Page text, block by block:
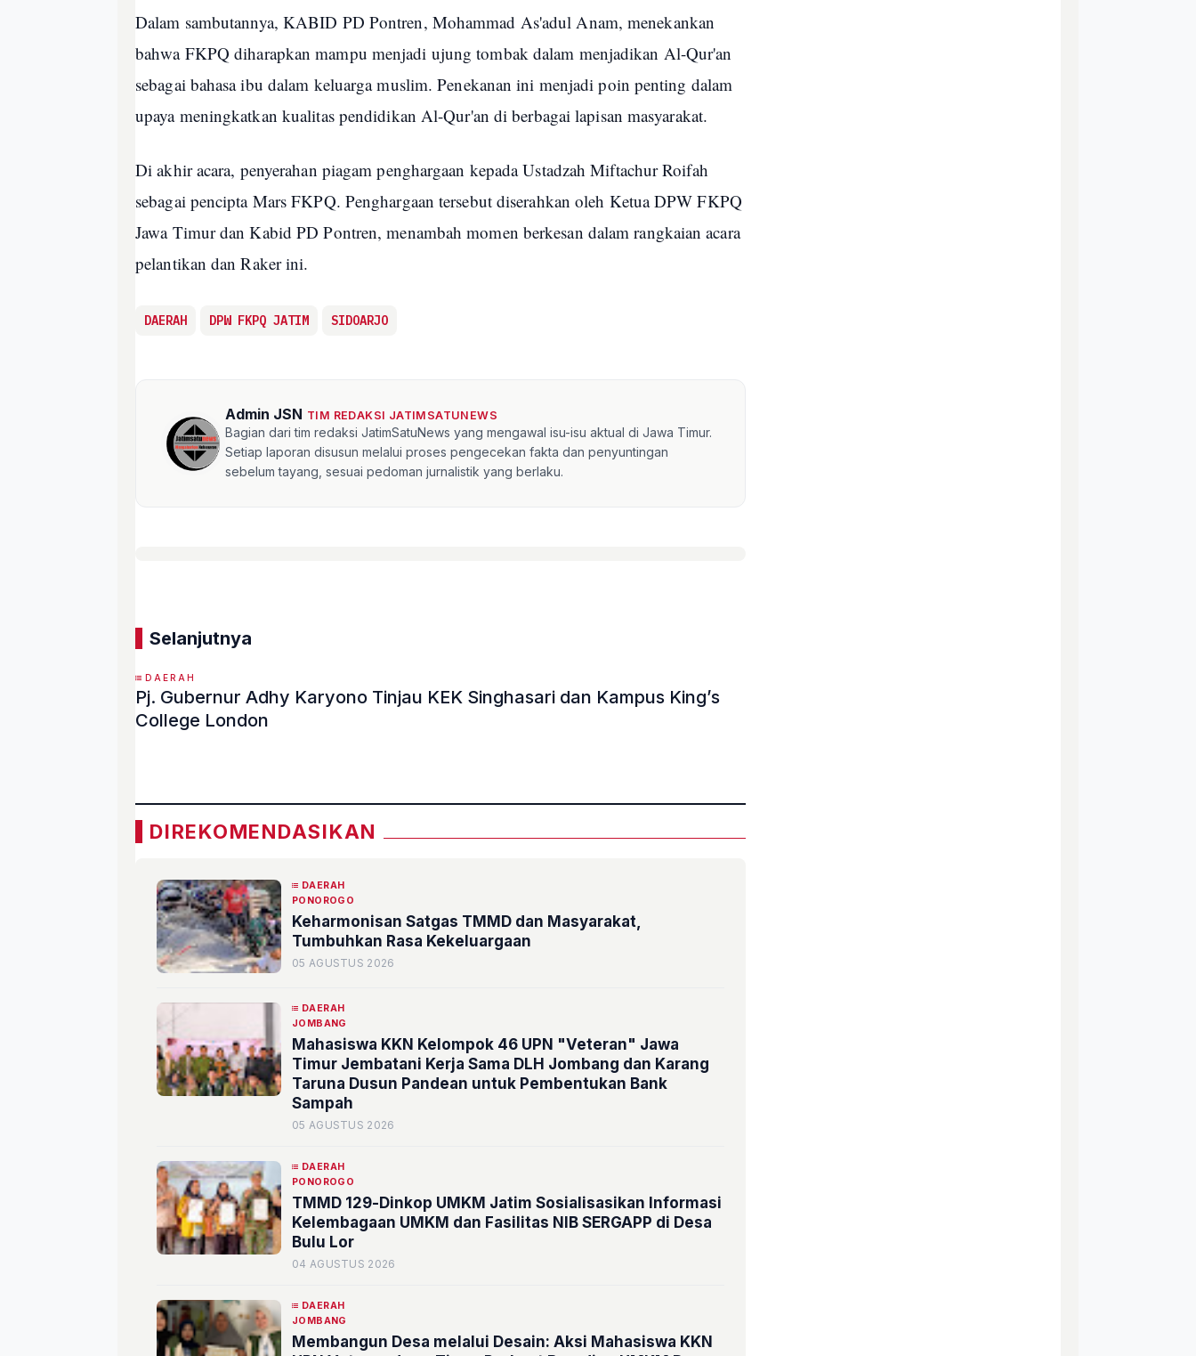
Dalam sambutannya, KABID PD Pontren, Mohammad As'adul Anam, menekankan
bahwa FKPQ diharapkan mampu menjadi ujung tombak dalam menjadikan Al-Qur'an
sebagai bahasa ibu dalam keluarga muslim. Penekanan ini menjadi poin penting dalam
upaya meningkatkan kualitas pendidikan Al-Qur'an di berbagai lapisan masyarakat.
Di akhir acara, penyerahan piagam penghargaan kepada Ustadzah Miftachur Roifah
sebagai pencipta Mars FKPQ. Penghargaan tersebut diserahkan oleh Ketua DPW FKPQ
Jawa Timur dan Kabid PD Pontren, menambah momen berkesan dalam rangkaian acara
pelantikan dan Raker ini.
DAERAH DPW FKPQ JATIM SIDOARJO
Admin JSN TIM REDAKSI JATIMSATUNEWS
Bagian dari tim redaksi JatimSatuNews yang mengawal isu-isu aktual di Jawa Timur.
Setiap laporan disusun melalui proses pengecekan fakta dan penyuntingan
sebelum tayang, sesuai pedoman jurnalistik yang berlaku.
Selanjutnya
DAERAH
Pj. Gubernur Adhy Karyono Tinjau KEK Singhasari dan Kampus King’s
College London
DIREKOMENDASIKAN
DAERAH
PONOROGO
Keharmonisan Satgas TMMD dan Masyarakat,
Tumbuhkan Rasa Kekeluargaan
05 AGUSTUS 2026
DAERAH
JOMBANG
Mahasiswa KKN Kelompok 46 UPN "Veteran" Jawa
Timur Jembatani Kerja Sama DLH Jombang dan Karang
Taruna Dusun Pandean untuk Pembentukan Bank
Sampah
05 AGUSTUS 2026
DAERAH
PONOROGO
TMMD 129-Dinkop UMKM Jatim Sosialisasikan Informasi
Kelembagaan UMKM dan Fasilitas NIB SERGAPP di Desa
Bulu Lor
04 AGUSTUS 2026
DAERAH
JOMBANG
Membangun Desa melalui Desain: Aksi Mahasiswa KKN